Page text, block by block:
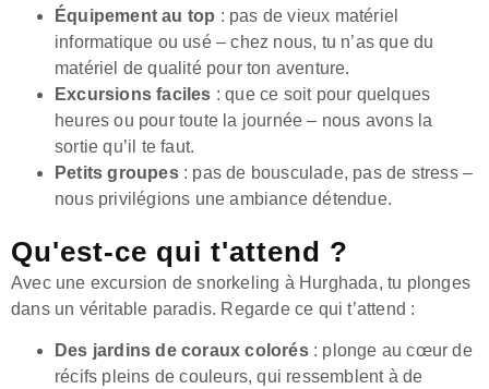
Équipement au top : pas de vieux matériel
informatique ou usé – chez nous, tu n’as que du
matériel de qualité pour ton aventure.
Excursions faciles : que ce soit pour quelques
heures ou pour toute la journée – nous avons la
sortie qu’il te faut.
Petits groupes: pas de bousculade, pas de stress –
nous privilégions une ambiance détendue.
Qu'est-ce qui t'attend ?
Avec une excursion de snorkeling à Hurghada, tu plonges
dans un véritable paradis. Regarde ce qui t’attend :
Des jardins de coraux colorés: plonge au cœur de
récifs pleins de couleurs, qui ressemblent à de